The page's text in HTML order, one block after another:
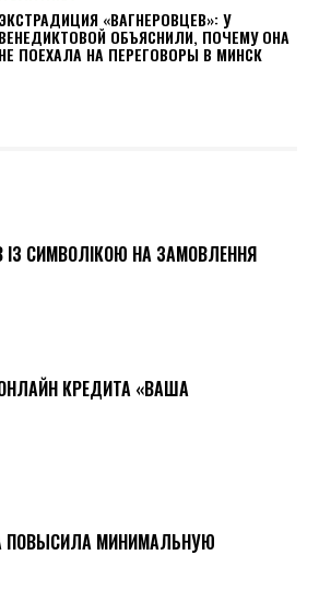
ЭКСТРАДИЦИЯ «ВАГНЕРОВЦЕВ»: У
ВЕНЕДИКТОВОЙ ОБЪЯСНИЛИ, ПОЧЕМУ ОНА
НЕ ПОЕХАЛА НА ПЕРЕГОВОРЫ В МИНСК
ІЗ СИМВОЛІКОЮ НА ЗАМОВЛЕННЯ
КРЕДИТА «ВАША
ПОВЫСИЛА МИНИМАЛЬНУЮ